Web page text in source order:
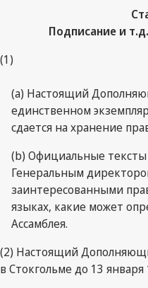
Подписание и
(1)
(a) Настоящий
единственном
сдается на хранение
(b) Официальные
Генеральным
заинтересованными
языках, какие может
Ассамблея.
(2) Настоящий
в Стокгольме до 13 января